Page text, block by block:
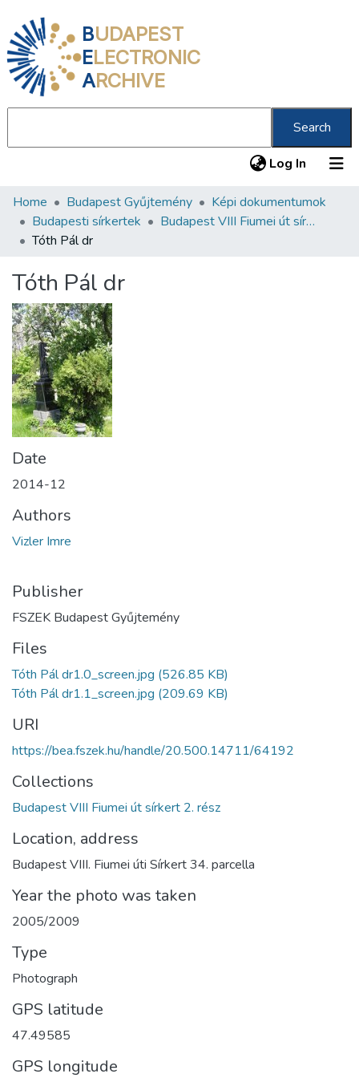
BUDAPEST
ELECTRONIC
ARCHIVE
Search
Log In (current)
Communities & Collections
All of DSpace
About us
Home Budapest Gyűjtemény
Képi dokumentumok
Budapesti sírkertek
Budapest VIII Fiumei út sírkert 2. rész
Tóth Pál dr
Tóth Pál dr
Date
2014-12
Authors
Vizler Imre
Publisher
FSZEK Budapest Gyűjtemény
Files
Tóth Pál dr1.0_screen.jpg (526.85 KB)
Tóth Pál dr1.1_screen.jpg (209.69 KB)
URI
https://bea.fszek.hu/handle/20.500.14711/64192
Collections
Budapest VIII Fiumei út sírkert 2. rész
Location, address
Budapest VIII. Fiumei úti Sírkert 34. parcella
Year the photo was taken
2005/2009
Type
Photograph
GPS latitude
47.49585
GPS longitude